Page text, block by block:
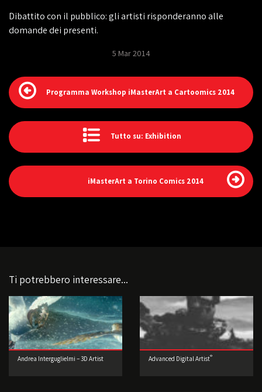
Dibattito con il pubblico: gli artisti risponderanno alle
domande dei presenti.
5 Mar 2014
Programma Workshop iMasterArt a Cartoomics 2014
Tutto su: Exhibition
iMasterArt a Torino Comics 2014
Ti potrebbero interessare...
Andrea Interguglielmi – 3D Artist Advanced Digital Artist®